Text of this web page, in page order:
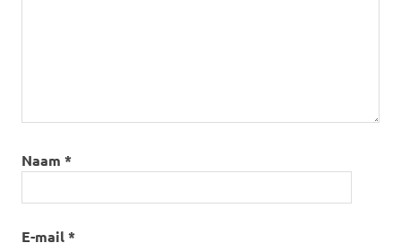
Naam *
E-mail*